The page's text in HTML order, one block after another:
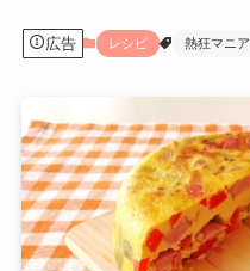
広告 レシピ 熱狂マニア